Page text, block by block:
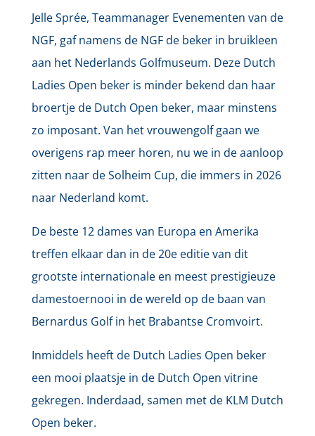
Jelle Sprée, Teammanager Evenementen van de
NGF, gaf namens de NGF de beker in bruikleen
aan het Nederlands Golfmuseum. Deze Dutch
Ladies Open beker is minder bekend dan haar
broertje de Dutch Open beker, maar minstens
zo imposant. Van het vrouwengolf gaan we
overigens rap meer horen, nu we in de aanloop
zitten naar de Solheim Cup, die immers in 2026
naar Nederland komt.
De beste 12 dames van Europa en Amerika
treffen elkaar dan in de 20e editie van dit
grootste internationale en meest prestigieuze
damestoernooi in de wereld op de baan van
Bernardus Golf in het Brabantse Cromvoirt.
Inmiddels heeft de Dutch Ladies Open beker
een mooi plaatsje in de Dutch Open vitrine
gekregen. Inderdaad, samen met de KLM Dutch
Open beker.